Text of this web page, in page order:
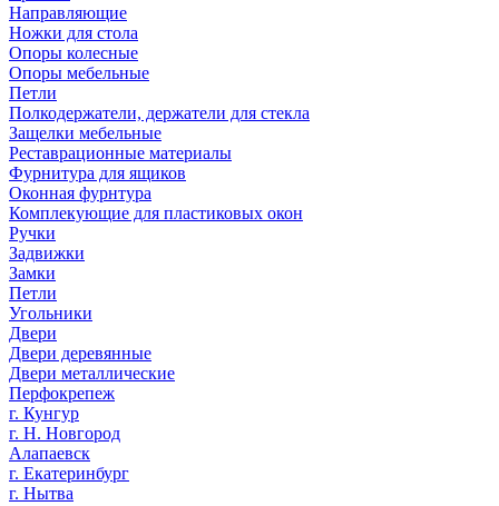
Направляющие
Ножки для стола
Опоры колесные
Опоры мебельные
Петли
Полкодержатели, держатели для стекла
Защелки мебельные
Реставрационные материалы
Фурнитура для ящиков
Оконная фурнтура
Комплекующие для пластиковых окон
Ручки
Задвижки
Замки
Петли
Угольники
Двери
Двери деревянные
Двери металлические
Перфокрепеж
г. Кунгур
г. Н. Новгород
Алапаевск
г. Екатеринбург
г. Нытва